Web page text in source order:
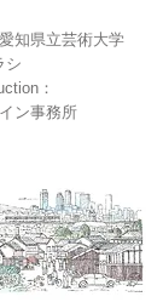
知県立芸術大学
シ
：
ン事務所